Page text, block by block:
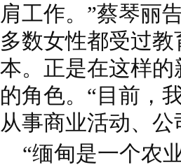
肩工作。”蔡琴丽
多数女性都受过教
本。正是在这样的
的角色。“目前，
从事商业活动、
“缅甸是一个农